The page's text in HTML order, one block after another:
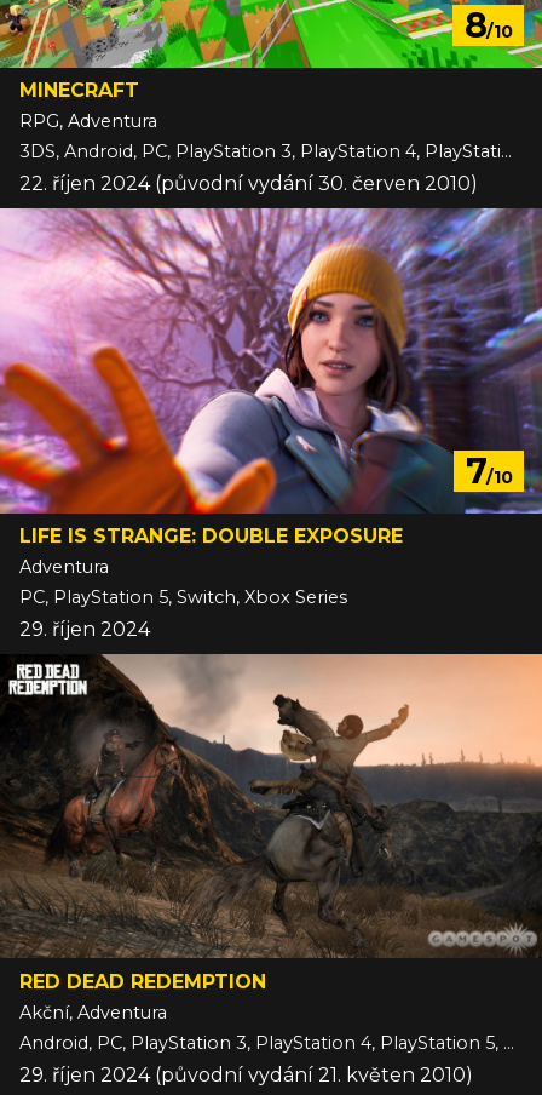
8/10
MINECRAFT
RPG, Adventura
3DS, Android, PC, PlayStation 3, PlayStation 4, PlayStation 5, Switch, Switch 2, VITA, Wii U, Xbox 360, Xbox One, Xbox Series, iOS
22. říjen 2024 (původní vydání 30. červen 2010)
7/10
LIFE IS STRANGE: DOUBLE EXPOSURE
Adventura
PC, PlayStation 5, Switch, Xbox Series
29. říjen 2024
RED DEAD REDEMPTION
Akční, Adventura
Android, PC, PlayStation 3, PlayStation 4, PlayStation 5, Switch, Switch 2, Xbox 360, Xbox Series, iOS
29. říjen 2024 (původní vydání 21. květen 2010)